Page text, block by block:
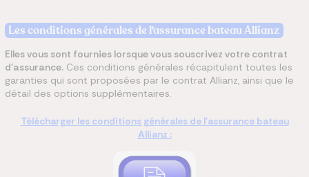
Les conditions générales de l'assurance bateau Allianz
Elles vous sont fournies lorsque vous souscrivez votre contrat
d’assurance. Ces conditions générales récapitulent toutes les
garanties qui sont proposées par le contrat Allianz, ainsi que le
détail des options supplémentaires.
Télécharger les conditions générales de l'assurance bateau
Allianz :